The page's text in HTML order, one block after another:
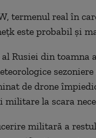
termenul real în
este probabil și
Rusiei din toamna
de drone
militare la scara
militară a